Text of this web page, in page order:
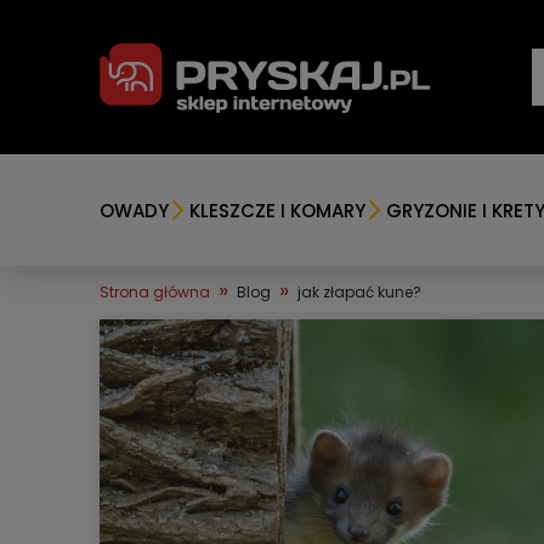
OWADY KLESZCZE I KOMARY GRYZONIE I
Strona główna » Blog » jak złapać kune?